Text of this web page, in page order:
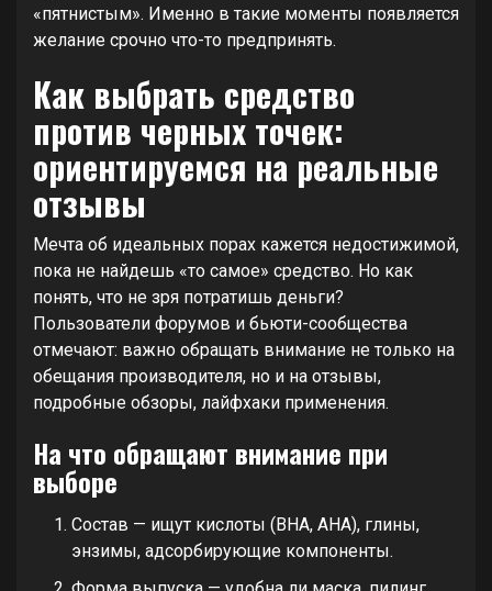
«пятнистым». Именно в такие моменты появляется
желание срочно что-то предпринять.
Как выбрать средство
против черных точек:
ориентируемся на реальные
отзывы
Мечта об идеальных порах кажется недостижимой,
пока не найдешь «то самое» средство. Но как
понять, что не зря потратишь деньги?
Пользователи форумов и бьюти-сообщества
отмечают: важно обращать внимание не только на
обещания производителя, но и на отзывы,
подробные обзоры, лайфхаки применения.
На что обращают внимание при
выборе
Состав — ищут кислоты (BHA, AHA), глины,
энзимы, адсорбирующие компоненты.